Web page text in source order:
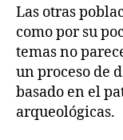
Las otras
como por su
temas no
un proceso de
basado en el
arqueológicas.